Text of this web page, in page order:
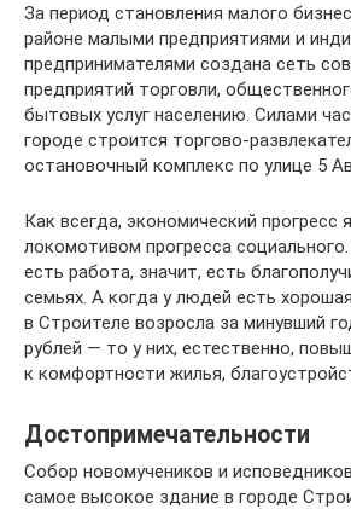
За период становления малого
районе малыми предприятиями и
предпринимателями создана сеть
предприятий торговли,
бытовых услуг населению. Силами
городе строится торгово-
остановочный комплекс по улице 5
Как всегда, экономический прогресс
локомотивом прогресса
есть работа, значит, есть
семьях. А когда у людей есть
в Строителе возросла за минувший
рублей — то у них, естественно,
к комфортности жилья,
Достопримечательности
Собор новомучеников и
самое высокое здание в городе